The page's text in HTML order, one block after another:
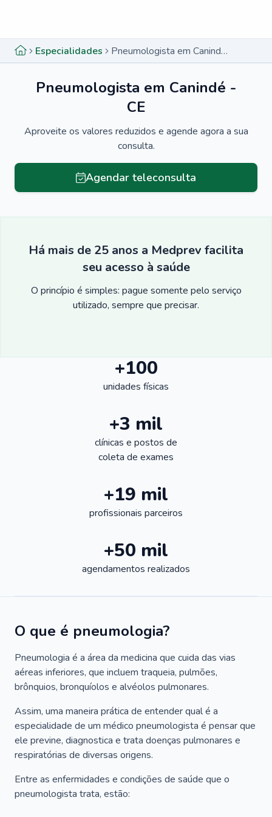
Especialidades Pneumologista em Canindé - CE
Pneumologista em Canindé -
CE
Aproveite os valores reduzidos e agende agora a sua
consulta.
Agendar teleconsulta
Há mais de 25 anos a Medprev facilita
seu acesso à saúde
O princípio é simples: pague somente pelo serviço
utilizado, sempre que precisar.
+100
unidades físicas
+3 mil
clínicas e postos de
coleta de exames
+19 mil
profissionais parceiros
+50 mil
agendamentos realizados
O que é pneumologia?
Pneumologia é a área da medicina que cuida das vias
aéreas inferiores, que incluem traqueia, pulmões,
brônquios, bronquíolos e alvéolos pulmonares.
Assim, uma maneira prática de entender qual é a
especialidade de um médico pneumologista é pensar que
ele previne, diagnostica e trata doenças pulmonares e
respiratórias de diversas origens.
Entre as enfermidades e condições de saúde que o
pneumologista trata, estão: